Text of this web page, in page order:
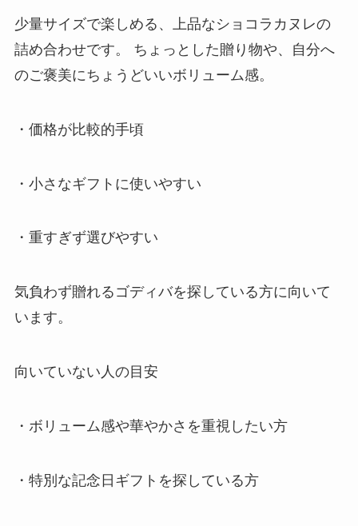
少量サイズで楽しめる、上品なショコラカヌレの
詰め合わせです。 ちょっとした贈り物や、自分へ
のご褒美にちょうどいいボリューム感。
・価格が比較的手頃
・小さなギフトに使いやすい
・重すぎず選びやすい
気負わず贈れるゴディバを探している方に向いて
います。
向いていない人の目安
・ボリューム感や華やかさを重視したい方
・特別な記念日ギフトを探している方